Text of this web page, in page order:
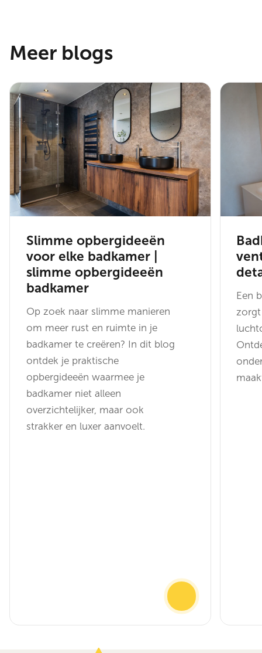
Meer blogs
Slimme opbergideeën
voor elke badkamer |
slimme opbergideeën
badkamer
Op zoek naar slimme manieren
om meer rust en ruimte in je
badkamer te creëren? In dit blog
ontdek je praktische
opbergideeën waarmee je
badkamer niet alleen
overzichtelijker, maar ook
strakker en luxer aanvoelt.
Een
zorgt